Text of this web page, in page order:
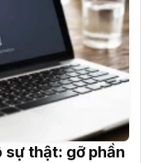
thật: gỡ phần